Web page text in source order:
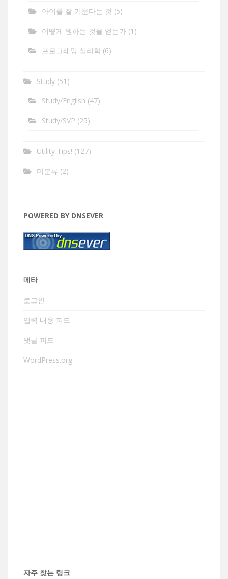
아이를 잘 키운다는 것 (5)
어떻게 원하는 것을 얻는가 (1)
프로그래밍 심리학 (6)
Study (51)
Study/English (47)
Study/SVP (25)
Utility Tips! (127)
미분류 (2)
POWERED BY DNSEVER
메타
로그인
입력 내용 피드
댓글 피드
WordPress.org
자주 찾는 링크